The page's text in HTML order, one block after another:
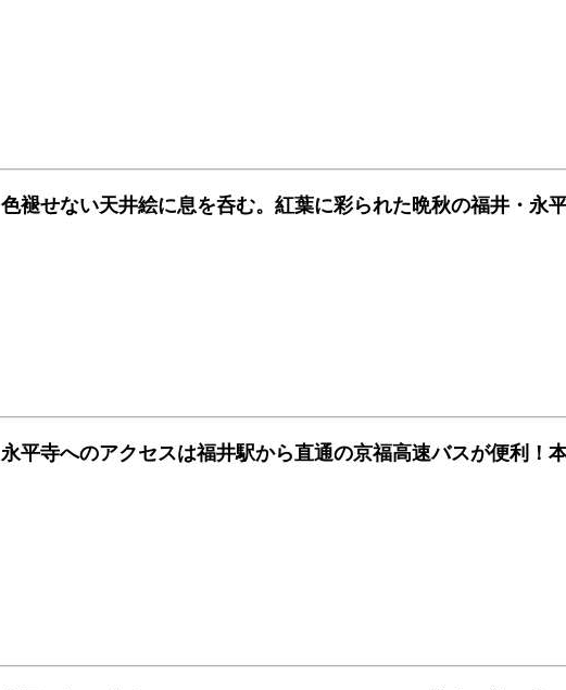
色褪せない天井絵に息を呑む。紅葉に彩られた晩秋の福井・永
永平寺へのアクセスは福井駅から直通の京福高速バスが便利！